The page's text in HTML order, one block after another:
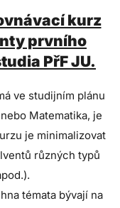
kurz
prvního
PřF JU.
ve studijním plánu
Matematika, je
je minimalizovat
různých typů
témata bývají na